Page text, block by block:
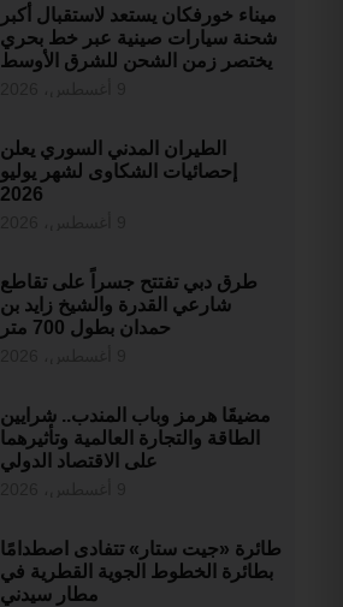
ميناء خورفكان يستعد لاستقبال أكبر
شحنة سيارات صينية عبر خط بحري
يختصر زمن الشحن للشرق الأوسط
الطيران المدني السوري يعلن
إحصائيات الشكاوى لشهر يوليو
2026
طرق دبي تفتتح جسراً على تقاطع
شارعي القدرة والشيخ زايد بن
حمدان بطول 700 متر
مضيقَا هرمز وباب المندب.. شرايين
الطاقة والتجارة العالمية وتأثيرهما
على الاقتصاد الدولي
طائرة «جيت ستار» تتفادى اصطدامًا
بطائرة الخطوط الجوية القطرية في
مطار سيدني